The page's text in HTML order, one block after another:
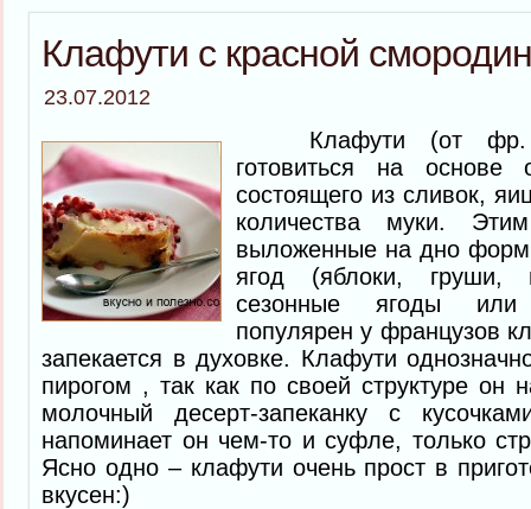
Клафути с красной
23.07.2012
Клафути (от фр.
готовиться на основе
состоящего из сливок,
количества муки.
выложенные на дно
ягод (яблоки, груши,
сезонные ягоды
популярен у французов
запекается в духовке. Клафути
пирогом , так как по своей структуре он
молочный десерт-запеканку с
напоминает он чем-то и суфле, только
Ясно одно – клафути очень прост в
вкусен:)